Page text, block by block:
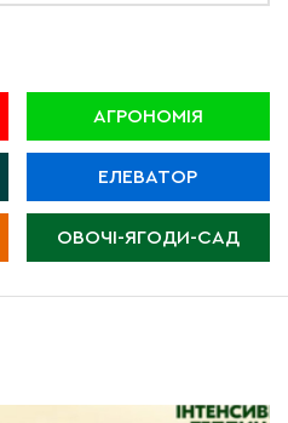
АГРОНОМІЯ
ЕЛЕВАТОР
ОВОЧІ-ЯГОДИ-САД